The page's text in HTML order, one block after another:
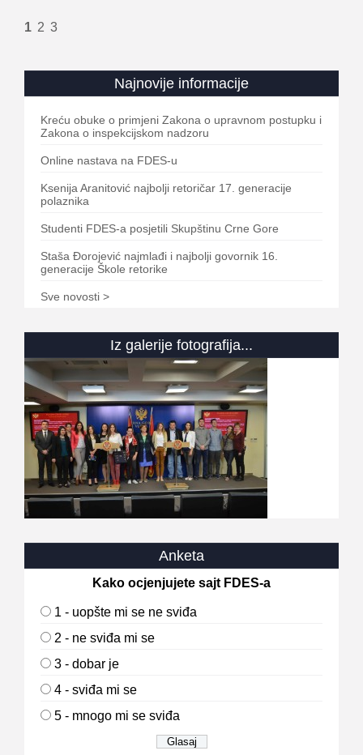
1 2 3
Najnovije informacije
Kreću obuke o primjeni Zakona o upravnom postupku i
Zakona o inspekcijskom nadzoru
Online nastava na FDES-u
Ksenija Aranitović najbolji retoričar 17. generacije
polaznika
Studenti FDES-a posjetili Skupštinu Crne Gore
Staša Đorojević najmlađi i najbolji govornik 16.
generacije Škole retorike
Sve novosti >
Iz galerije fotografija...
Anketa
Kako ocjenjujete sajt FDES-a
1 - uopšte mi se ne sviđa
2 - ne sviđa mi se
3 - dobar je
4 - sviđa mi se
5 - mnogo mi se sviđa